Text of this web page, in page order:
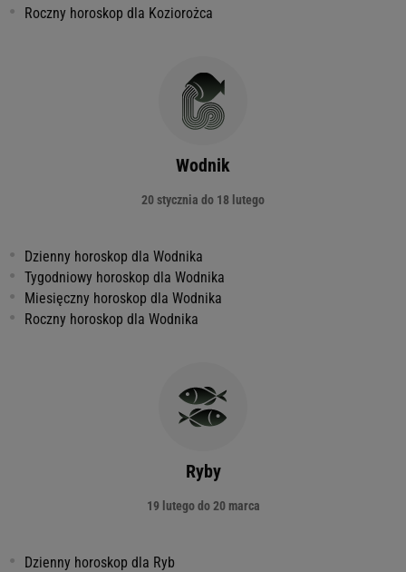
Roczny horoskop dla Koziorożca
Wodnik
20 stycznia do 18 lutego
Dzienny horoskop dla Wodnika
Tygodniowy horoskop dla Wodnika
Miesięczny horoskop dla Wodnika
Roczny horoskop dla Wodnika
Ryby
19 lutego do 20 marca
Dzienny horoskop dla Ryb